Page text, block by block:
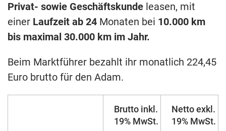
Privat- sowie Geschäftskunde leasen, mit
einer Laufzeit ab 24 Monaten bei 10.000 km
bis maximal 30.000 km im Jahr.
Beim Marktführer bezahlt ihr monatlich 224,45
Euro brutto für den Adam.
Brutto inkl.
19% MwSt.
Netto exkl.
19% MwSt.